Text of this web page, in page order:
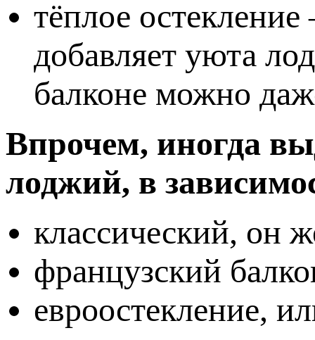
тёплое
добавляет уюта
балконе можно
Впрочем, иногда
лоджий, в
классический, он
французский
евроостекление,